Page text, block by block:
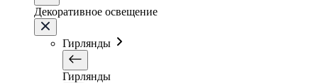
Декоративное освещение
Гирлянды
Гирлянды